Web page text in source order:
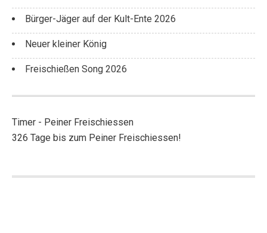
Bürger-Jäger auf der Kult-Ente 2026
Neuer kleiner König
Freischießen Song 2026
Timer - Peiner Freischiessen
326 Tage bis zum Peiner Freischiessen!